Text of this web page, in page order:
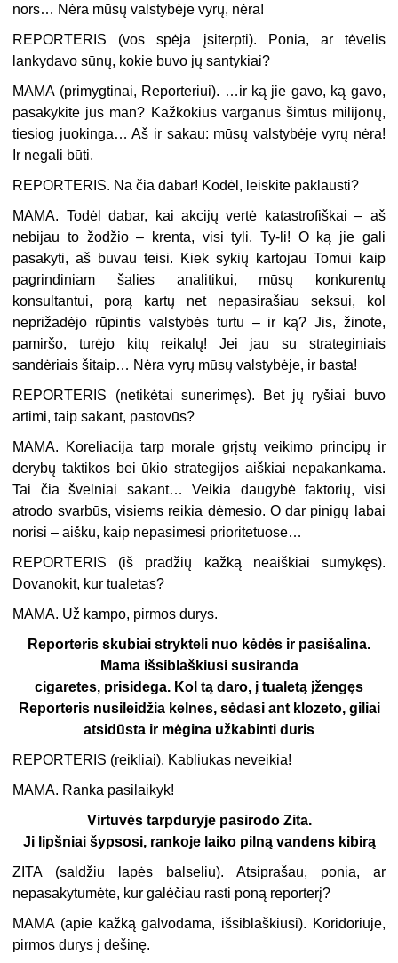
nors… Nėra mūsų valstybėje vyrų, nėra!
REPORTERIS (vos spėja įsiterpti). Ponia, ar tėvelis
lankydavo sūnų, kokie buvo jų santykiai?
MAMA (primygtinai, Reporteriui). …ir ką jie gavo, ką gavo,
pasakykite jūs man? Kažkokius varganus šimtus milijonų,
tiesiog juokinga… Aš ir sakau: mūsų valstybėje vyrų nėra!
Ir negali būti.
REPORTERIS. Na čia dabar! Kodėl, leiskite paklausti?
MAMA. Todėl dabar, kai akcijų vertė katastrofiškai – aš
nebijau to žodžio – krenta, visi tyli. Ty-li! O ką jie gali
pasakyti, aš buvau teisi. Kiek sykių kartojau Tomui kaip
pagrindiniam šalies analitikui, mūsų konkurentų
konsultantui, porą kartų net nepasirašiau seksui, kol
neprižadėjo rūpintis valstybės turtu – ir ką? Jis, žinote,
pamiršo, turėjo kitų reikalų! Jei jau su strateginiais
sandėriais šitaip… Nėra vyrų mūsų valstybėje, ir basta!
REPORTERIS (netikėtai sunerimęs). Bet jų ryšiai buvo
artimi, taip sakant, pastovūs?
MAMA. Koreliacija tarp morale grįstų veikimo principų ir
derybų taktikos bei ūkio strategijos aiškiai nepakankama.
Tai čia švelniai sakant… Veikia daugybė faktorių, visi
atrodo svarbūs, visiems reikia dėmesio. O dar pinigų labai
norisi – aišku, kaip nepasimesi prioritetuose…
REPORTERIS (iš pradžių kažką neaiškiai sumykęs).
Dovanokit, kur tualetas?
MAMA. Už kampo, pirmos durys.
Reporteris skubiai strykteli nuo kėdės ir pasišalina.
Mama išsiblaškiusi susiranda
cigaretes, prisidega. Kol tą daro, į tualetą įžengęs
Reporteris nusileidžia kelnes, sėdasi ant klozeto, giliai
atsidūsta ir mėgina užkabinti duris
REPORTERIS (reikliai). Kabliukas neveikia!
MAMA. Ranka pasilaikyk!
Virtuvės tarpduryje pasirodo Zita.
Ji lipšniai šypsosi, rankoje laiko pilną vandens kibirą
ZITA (saldžiu lapės balseliu). Atsiprašau, ponia, ar
nepasakytumėte, kur galėčiau rasti poną reporterį?
MAMA (apie kažką galvodama, išsiblaškiusi). Koridoriuje,
pirmos durys į dešinę.